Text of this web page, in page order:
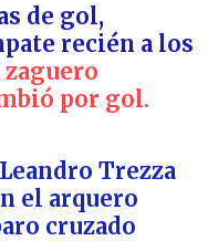
de gol,
recién a los
por gol.
Trezza
el arquero
cruzado